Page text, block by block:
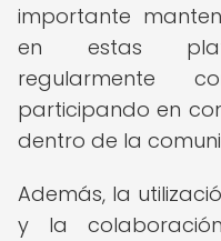
importante
en estas
regularmente
participando en
dentro de la
Además, la
y la